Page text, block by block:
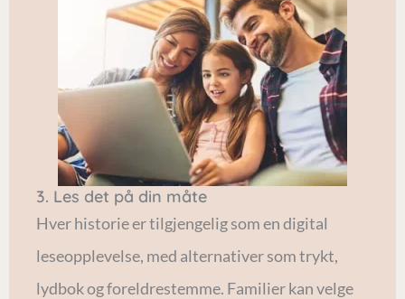
3. Les det på din måte
Hver historie er tilgjengelig som en digital
leseopplevelse, med alternativer som trykt,
lydbok og foreldrestemme. Familier kan velge